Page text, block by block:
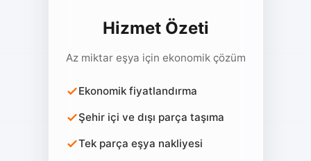
Hizmet Özeti
Az miktar eşya için ekonomik çözüm
Ekonomik fiyatlandırma
Şehir içi ve dışı parça taşıma
Tek parça eşya nakliyesi